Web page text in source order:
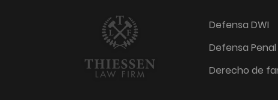
Defensa DWI
Defensa Penal
Derecho de